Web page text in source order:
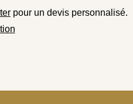
pour un devis personnalisé.